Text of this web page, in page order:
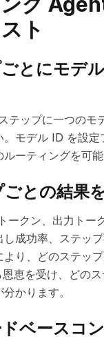
ト
とにモデ
テップに一つのモ
モデル ID を設定
ーティングを可能
との結果
ークン、出力トー
成功率、ステッ
り、どのステッ
恵を受け、どの
かります。
ベースコ